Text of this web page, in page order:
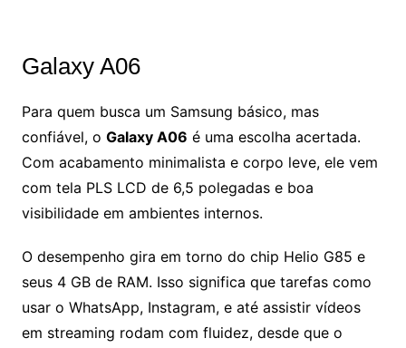
Galaxy A06
Para quem busca um Samsung básico, mas
confiável, o Galaxy A06 é uma escolha acertada.
Com acabamento minimalista e corpo leve, ele vem
com tela PLS LCD de 6,5 polegadas e boa
visibilidade em ambientes internos.
O desempenho gira em torno do chip Helio G85 e
seus 4 GB de RAM. Isso significa que tarefas como
usar o WhatsApp, Instagram, e até assistir vídeos
em streaming rodam com fluidez, desde que o